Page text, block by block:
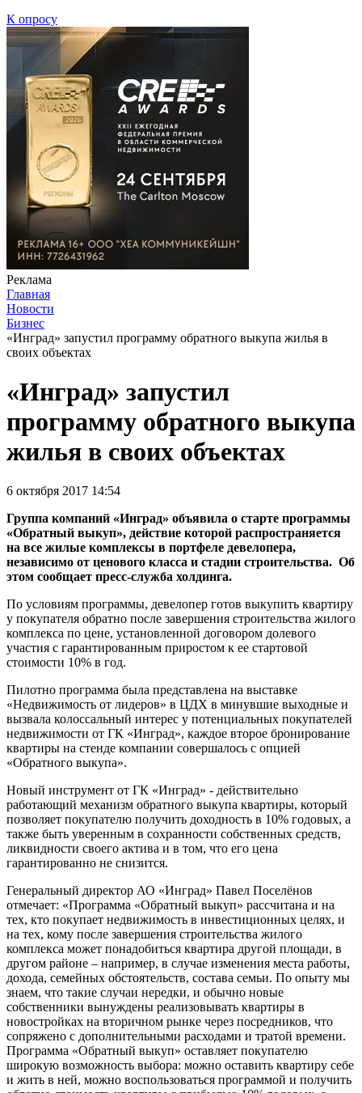
К опросу
Реклама
Главная
Новости
Бизнес
«Инград» запустил программу обратного выкупа жилья в
своих объектах
«Инград» запустил
программу обратного выкупа
жилья в своих объектах
6 октября 2017 14:54
Группа компаний «Инград» объявила о старте программы
«Обратный выкуп», действие которой распространяется
на все жилые комплексы в портфеле девелопера,
независимо от ценового класса и стадии строительства. Об
этом сообщает пресс-служба холдинга.
По условиям программы, девелопер готов выкупить квартиру
у покупателя обратно после завершения строительства жилого
комплекса по цене, установленной договором долевого
участия с гарантированным приростом к ее стартовой
стоимости 10% в год.
Пилотно программа была представлена на выставке
«Недвижимость от лидеров» в ЦДХ в минувшие выходные и
вызвала колоссальный интерес у потенциальных покупателей
недвижимости от ГК «Инград», каждое второе бронирование
квартиры на стенде компании совершалось с опцией
«Обратного выкупа».
Новый инструмент от ГК «Инград» - действительно
работающий механизм обратного выкупа квартиры, который
позволяет покупателю получить доходность в 10% годовых, а
также быть уверенным в сохранности собственных средств,
ликвидности своего актива и в том, что его цена
гарантированно не снизится.
Генеральный директор АО «Инград» Павел Поселёнов
отмечает: «Программа «Обратный выкуп» рассчитана и на
тех, кто покупает недвижимость в инвестиционных целях, и
на тех, кому после завершения строительства жилого
комплекса может понадобиться квартира другой площади, в
другом районе – например, в случае изменения места работы,
дохода, семейных обстоятельств, состава семьи. По опыту мы
знаем, что такие случаи нередки, и обычно новые
собственники вынуждены реализовывать квартиры в
новостройках на вторичном рынке через посредников, что
сопряжено с дополнительными расходами и тратой времени.
Программа «Обратный выкуп» оставляет покупателю
широкую возможность выбора: можно оставить квартиру себе
и жить в ней, можно воспользоваться программой и получить